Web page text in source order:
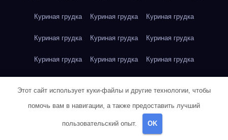
Куриная грудка Куриная грудка Куриная грудка
Куриная грудка Куриная грудка Куриная грудка
Куриная грудка Куриная грудка Куриная грудка
Куриное яйцо
Куриное яйцо Куриное яйцо Куриное яйцо
Этот сайт использует куки-файлы и другие технологии, чтобы
помочь вам в навигации, а также предоставить лучший
пользовательский опыт. OK